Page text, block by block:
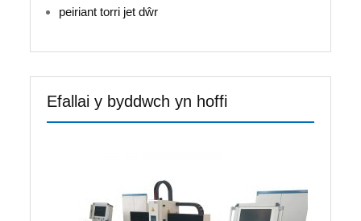
peiriant torri jet dŵr
Efallai y byddwch yn hoffi